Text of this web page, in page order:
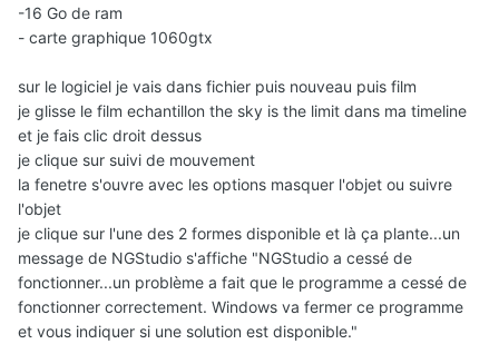
-16 Go de ram
- carte graphique 1060gtx
sur le logiciel je vais dans fichier puis nouveau puis film
je glisse le film echantillon the sky is the limit dans ma timeline
et je fais clic droit dessus
je clique sur suivi de mouvement
la fenetre s'ouvre avec les options masquer l'objet ou suivre
l'objet
je clique sur l'une des 2 formes disponible et là ça plante...un
message de NGStudio s'affiche "NGStudio a cessé de
fonctionner...un problème a fait que le programme a cessé de
fonctionner correctement. Windows va fermer ce programme
et vous indiquer si une solution est disponible."